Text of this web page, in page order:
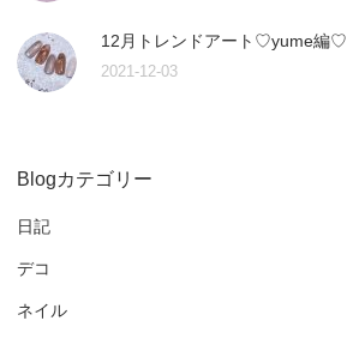
12月トレンドアート♡yume編♡
2021-12-03
Blogカテゴリー
日記
デコ
ネイル